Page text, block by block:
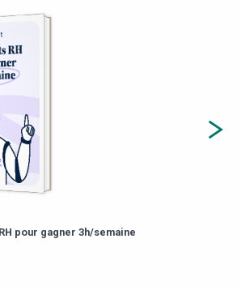
pour gagner 3h/semaine